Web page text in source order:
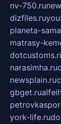
nv-750.ru
dizfiles.ru
planeta-
matrasy-
narasimha.ru
newsplain.ru
gbget.ru
york-life.ru